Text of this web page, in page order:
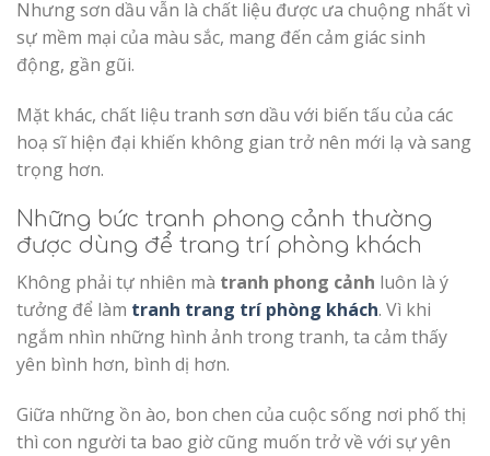
Nhưng sơn dầu vẫn là chất liệu được ưa chuộng nhất vì
sự mềm mại của màu sắc, mang đến cảm giác sinh
động, gần gũi.
Mặt khác, chất liệu tranh sơn dầu với biến tấu của các
hoạ sĩ hiện đại khiến không gian trở nên mới lạ và sang
trọng hơn.
Những bức tranh phong cảnh thường
được dùng để trang trí phòng khách
Không phải tự nhiên mà tranh phong cảnh luôn là ý
tưởng để làm tranh trang trí phòng khách. Vì khi
ngắm nhìn những hình ảnh trong tranh, ta cảm thấy
yên bình hơn, bình dị hơn.
Giữa những ồn ào, bon chen của cuộc sống nơi phố thị
thì con người ta bao giờ cũng muốn trở về với sự yên